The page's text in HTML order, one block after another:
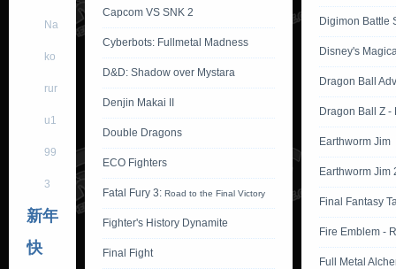
Na
ko
rur
u1
99
3
新年
快
Capcom VS SNK 2
Cyberbots: Fullmetal Madness
D&D: Shadow over Mystara
Denjin Makai II
Double Dragons
ECO Fighters
Fatal Fury 3: Road to the Final Victory
Fighter's History Dynamite
Final Fight
Digimon Battle
Disney's
Dragon Ball
Dragon Ball Z -
Earthworm Jim
Earthworm Jim
Final Fantasy
Fire Emblem -
Full Metal